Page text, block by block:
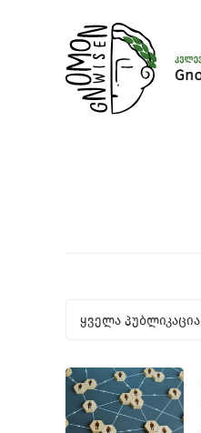
ყველა პუბლიკაცია